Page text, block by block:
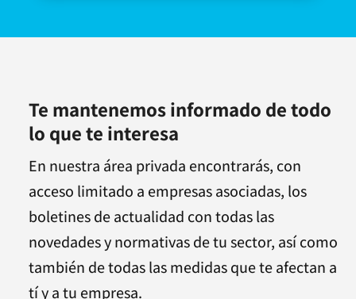
Te mantenemos informado de todo
lo que te interesa
En nuestra área privada encontrarás, con
acceso limitado a empresas asociadas, los
boletines de actualidad con todas las
novedades y normativas de tu sector, así como
también de todas las medidas que te afectan a
tí y a tu empresa.